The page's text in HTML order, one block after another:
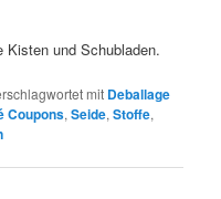
und Schubladen.
mit Deballage
Coupons,Seide,Stoffe,